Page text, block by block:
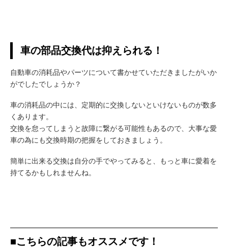
車の部品交換代は抑えられる！
自動車の消耗品やパーツについて書かせていただきましたがいか
がでしたでしょうか？
車の消耗品の中には、定期的に交換しないといけないものが数多
くあります。
交換を怠ってしまうと故障に繋がる可能性もあるので、大事な愛
車の為にも交換時期の把握をしておきましょう。
簡単に出来る交換は自分の手でやってみると、もっと車に愛着を
持てるかもしれませんね。
■こちらの記事もオススメです！